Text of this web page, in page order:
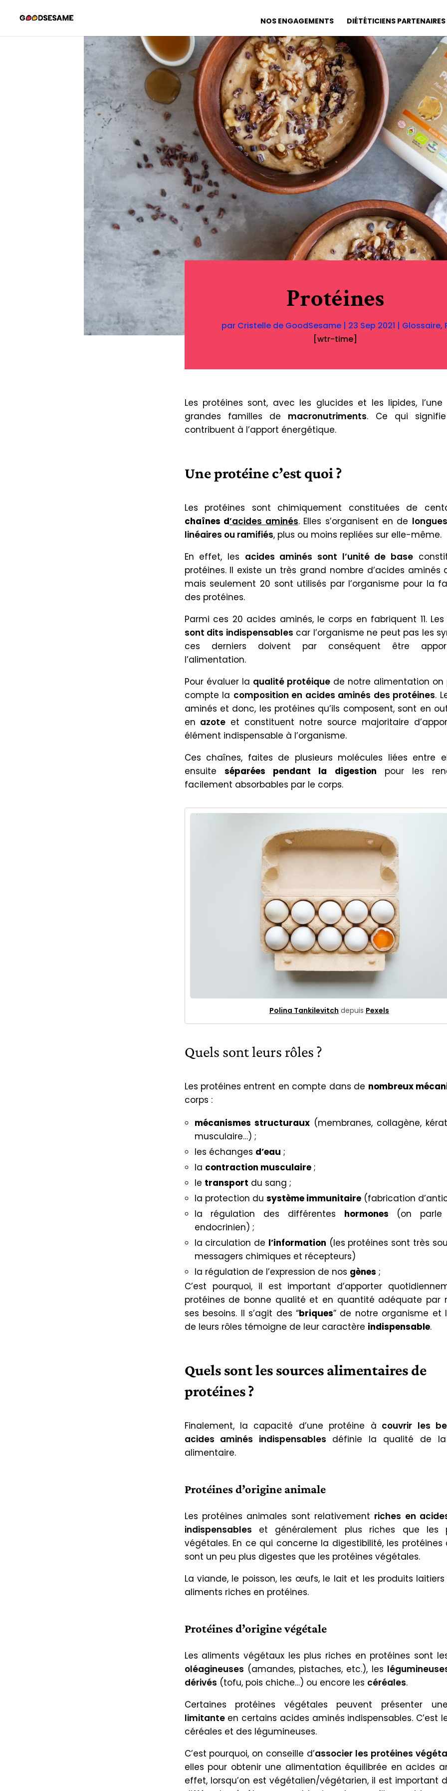
NOS ENGAGEMENTS DIÉTÉTICIENS PARTENAIRES
Protéines
par Cristelle de GoodSesame| 23 Sep 2021 | Glossaire,
[wtr-time]
Les protéines sont, avec les glucides et les lipides, l’une
grandes familles de macronutriments. Ce qui signifie
contribuent à l’apport énergétique.
Une protéine c’est quoi ?
Les protéines sont chimiquement constituées de
chaînes d’acides aminés. Elles s’organisent en de
linéaires ou ramifiés, plus ou moins repliées sur elle-même.
En effet, les acides aminés sont l’unité de base
protéines. Il existe un très grand nombre d’acides aminés
mais seulement 20 sont utilisés par l’organisme pour la
des protéines.
Parmi ces 20 acides aminés, le corps en fabriquent 11. Les
sont dits indispensables car l’organisme ne peut pas les
ces derniers doivent par conséquent être
l’alimentation.
Pour évaluer la qualité protéiquede notre alimentation on
compte la composition en acides aminés des protéines.
aminés et donc, les protéines qu’ils composent, sont en
en azote et constituent notre source majoritaire
élément indispensable à l’organisme.
Ces chaînes, faites de plusieurs molécules liées entre
ensuite séparées pendant la digestion pour les
facilement absorbables par le corps.
Polina Tankilevitch depuis Pexels
Quels sont leurs rôles ?
Les protéines entrent en compte dans de nombreux
corps :
mécanismes structuraux(membranes, collagène,
musculaire…) ;
les échanges d’eau ;
la contraction musculaire;
le transport du sang ;
la protection du système immunitaire(fabrication
la régulation des différentes hormones (on parle
endocrinien) ;
la circulation de l’information (les protéines sont très
messagers chimiques et récepteurs)
la régulation de l’expression de nos gènes ;
C’est pourquoi, il est important d’apporter
protéines de bonne qualité et en quantité adéquate par
ses besoins. Il s’agit des “briques” de notre organisme et
de leurs rôles témoigne de leur caractère indispensable.
Quels sont les sources alimentaires de
protéines ?
Finalement, la capacité d’une protéine à couvrir les
acides aminés indispensables définie la qualité de la
alimentaire.
Protéines d’origine animale
Les protéines animales sont relativement riches en
indispensables et généralement plus riches que les
végétales. En ce qui concerne la digestibilité, les protéines
sont un peu plus digestes que les protéines végétales.
La viande, le poisson, les œufs, le lait et les produits
aliments riches en protéines.
Protéines d’origine végétale
Les aliments végétaux les plus riches en protéines sont
oléagineuses (amandes, pistaches, etc.), les
dérivés (tofu, pois chiche…) ou encore les céréales.
Certaines protéines végétales peuvent présenter
limitanteen certains acides aminés indispensables. C’est
céréales et des légumineuses.
C’est pourquoi, on conseille d’associer les protéines
elles pour obtenir une alimentation équilibrée en acides
effet, lorsqu’on est végétalien/végétarien, il est important